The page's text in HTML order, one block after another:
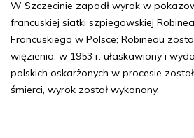
W Szczecinie zapadł wyrok w
francuskiej siatki szpiegowskiej
Francuskiego w Polsce; Robineau
więzienia, w 1953 r. ułaskawiony i
polskich oskarżonych w procesie
śmierci, wyrok został wykonany.